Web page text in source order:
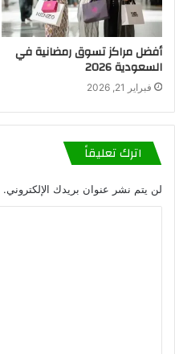
أفضل مراكز تسوق رمضانية في
السعودية 2026
فبراير 21, 2026
اترك تعليقاً
لن يتم نشر عنوان بريدك الإلكتروني.